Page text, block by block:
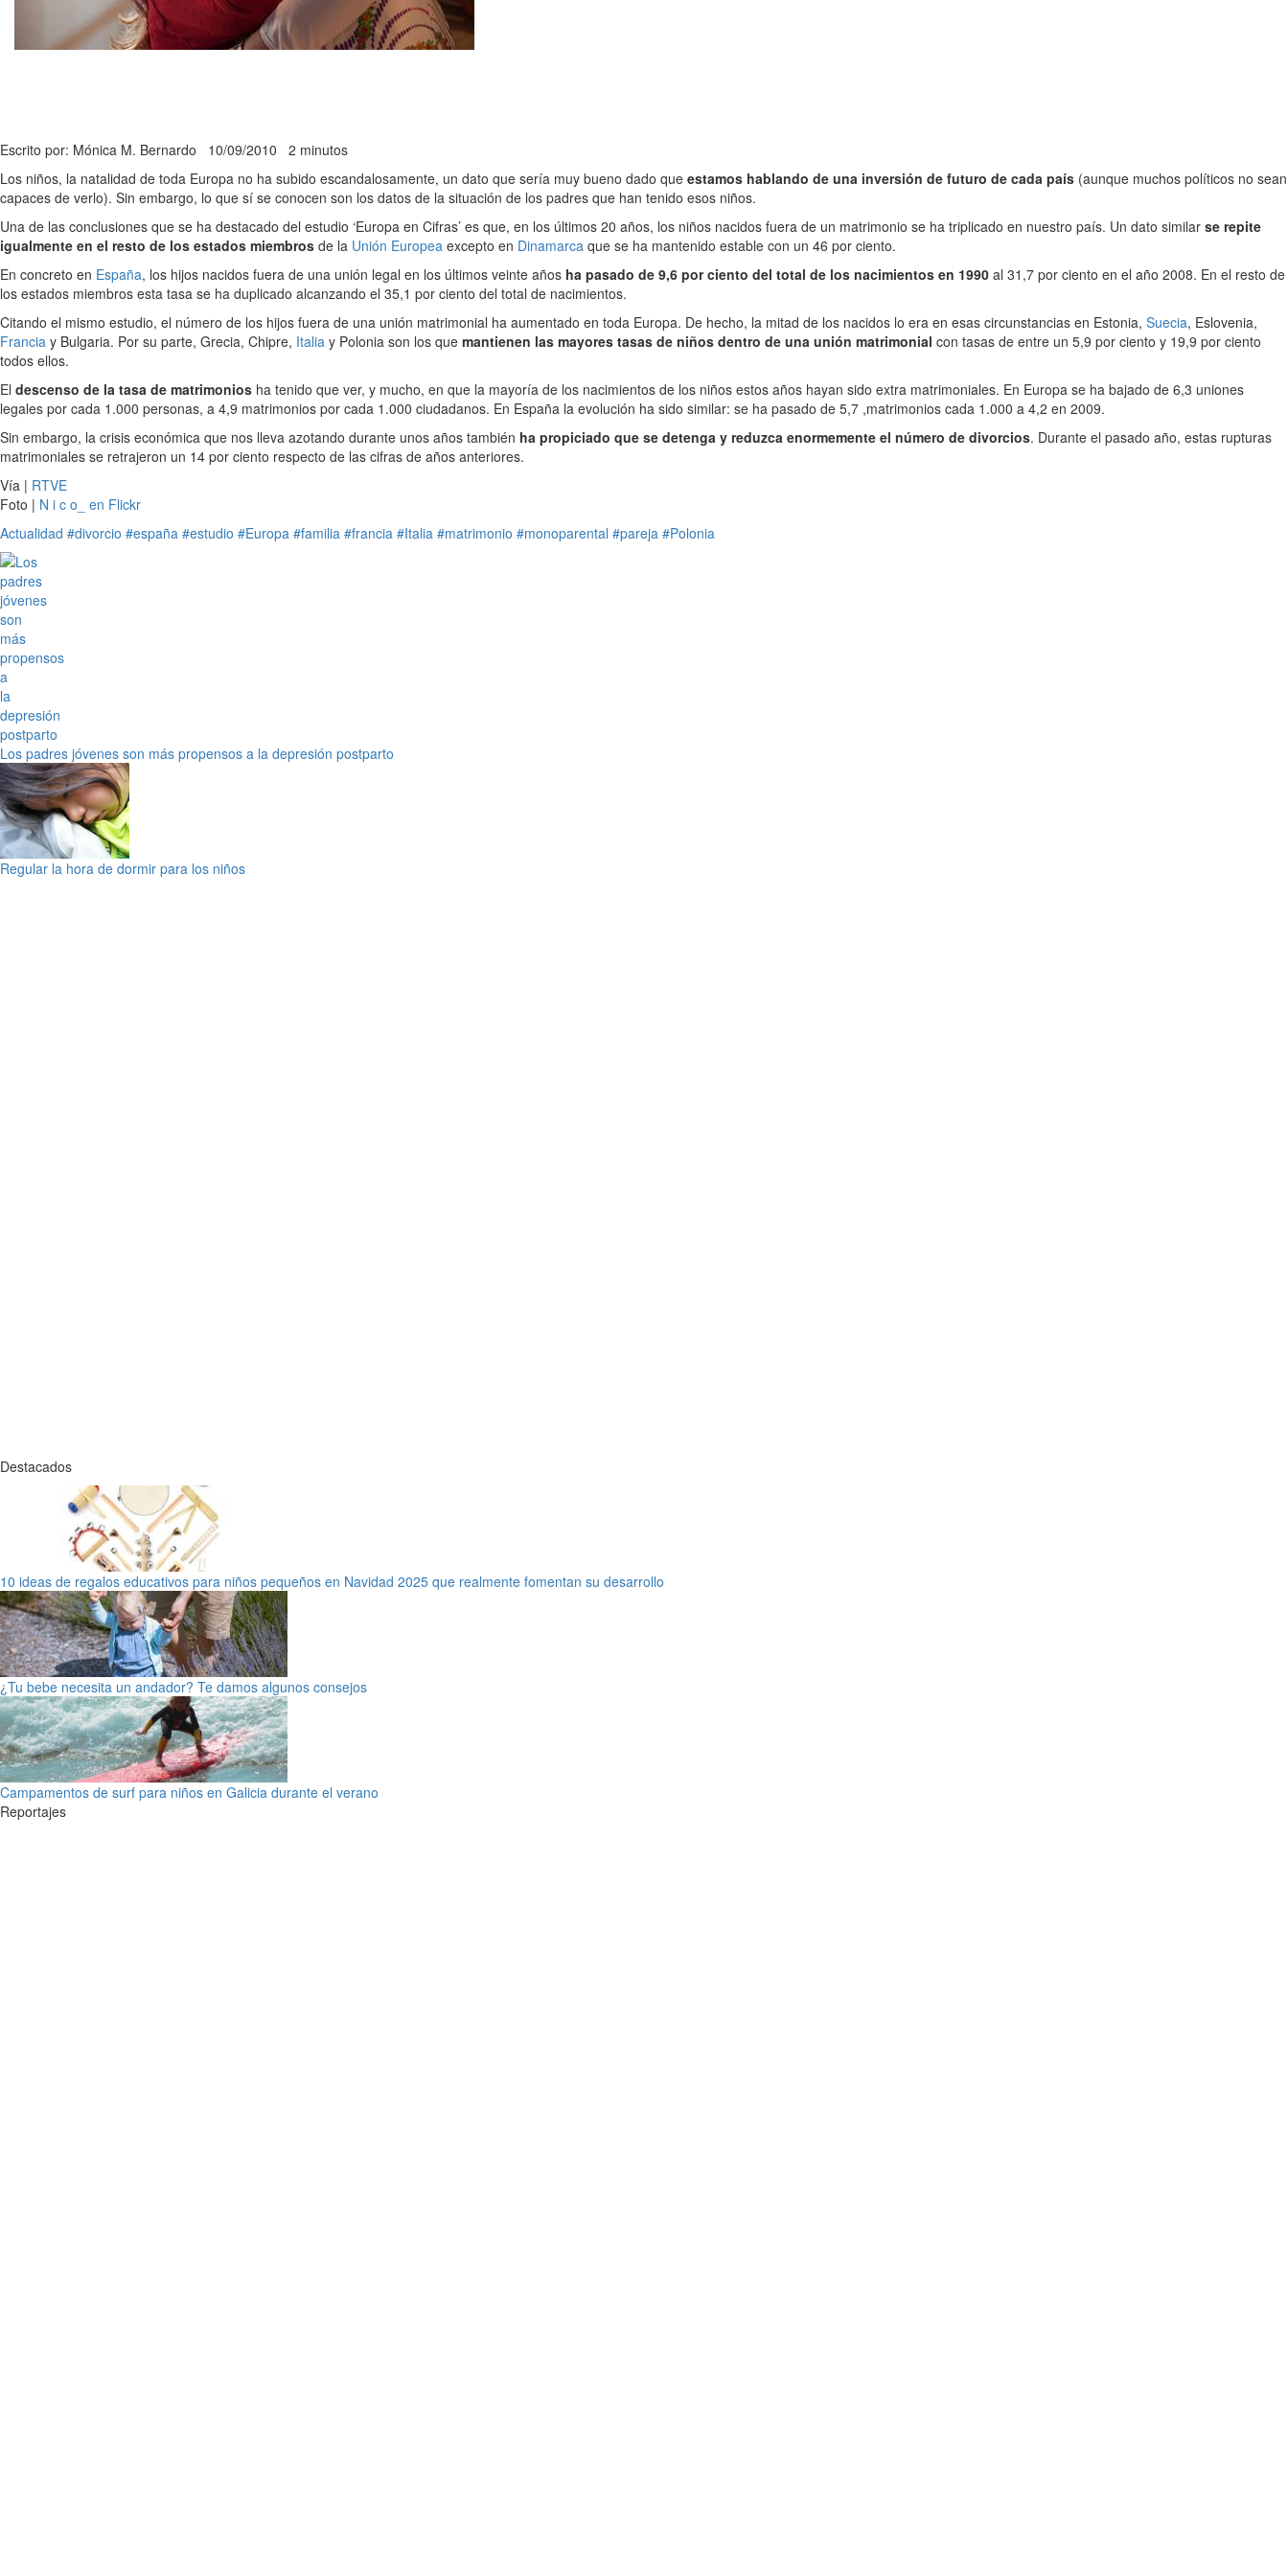
Escrito por: Mónica M. Bernardo 10/09/2010 2 minutos
Los niños, la natalidad de toda Europa no ha subido escandalosamente, un dato que sería muy bueno dado que estamos hablando de una inversión de futuro de cada país (aunque muchos políticos no sean
capaces de verlo). Sin embargo, lo que sí se conocen son los datos de la situación de los padres que han tenido esos niños.
Una de las conclusiones que se ha destacado del estudio ‘Europa en Cifras’ es que, en los últimos 20 años, los niños nacidos fuera de un matrimonio se ha triplicado en nuestro país. Un dato similar se repite
igualmente en el resto de los estados miembros de la Unión Europea excepto en Dinamarca que se ha mantenido estable con un 46 por ciento.
En concreto en España, los hijos nacidos fuera de una unión legal en los últimos veinte años ha pasado de 9,6 por ciento del total de los nacimientos en 1990 al 31,7 por ciento en el año 2008. En el resto de
los estados miembros esta tasa se ha duplicado alcanzando el 35,1 por ciento del total de nacimientos.
Citando el mismo estudio, el número de los hijos fuera de una unión matrimonial ha aumentado en toda Europa. De hecho, la mitad de los nacidos lo era en esas circunstancias en Estonia, Suecia, Eslovenia,
Francia y Bulgaria. Por su parte, Grecia, Chipre, Italia y Polonia son los que mantienen las mayores tasas de niños dentro de una unión matrimonial con tasas de entre un 5,9 por ciento y 19,9 por ciento
todos ellos.
El descenso de la tasa de matrimonios ha tenido que ver, y mucho, en que la mayoría de los nacimientos de los niños estos años hayan sido extra matrimoniales. En Europa se ha bajado de 6,3 uniones
legales por cada 1.000 personas, a 4,9 matrimonios por cada 1.000 ciudadanos. En España la evolución ha sido similar: se ha pasado de 5,7 ,matrimonios cada 1.000 a 4,2 en 2009.
Sin embargo, la crisis económica que nos lleva azotando durante unos años también ha propiciado que se detenga y reduzca enormemente el número de divorcios. Durante el pasado año, estas rupturas
matrimoniales se retrajeron un 14 por ciento respecto de las cifras de años anteriores.
Vía | RTVE
Foto | N i c o_ en Flickr
Actualidad #divorcio #españa #estudio #Europa #familia #francia #Italia #matrimonio #monoparental #pareja #Polonia
Los padres jóvenes son más propensos a la depresión postparto
Regular la hora de dormir para los niños
Destacados
10 ideas de regalos educativos para niños pequeños en Navidad 2025 que realmente fomentan su desarrollo
¿Tu bebe necesita un andador? Te damos algunos consejos
Campamentos de surf para niños en Galicia durante el verano
Reportajes